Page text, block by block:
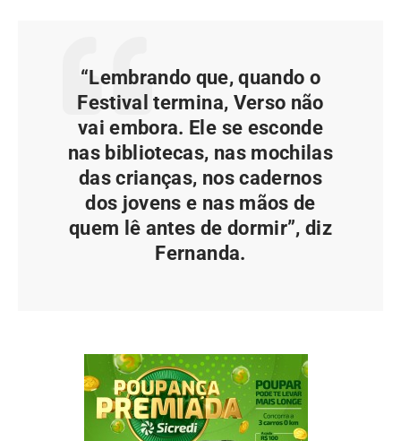
“Lembrando que, quando o
Festival termina, Verso não
vai embora. Ele se esconde
nas bibliotecas, nas mochilas
das crianças, nos cadernos
dos jovens e nas mãos de
quem lê antes de dormir”, diz
Fernanda.